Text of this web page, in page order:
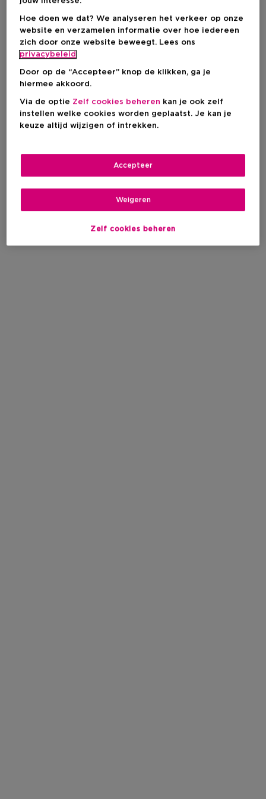
Filteren
0 Resultaten
Hoe doen we dat? We analyseren het verkeer op onze
website en verzamelen informatie over hoe iedereen
zich door onze website beweegt. Lees ons
privacybeleid
Door op de “Accepteer” knop de klikken, ga je
hiermee akkoord.
Via de optie Zelf cookies beheren kan je ook zelf
instellen welke cookies worden geplaatst. Je kan je
keuze altijd wijzigen of intrekken.
Zelf cookies beheren
Weigeren
Accepteer